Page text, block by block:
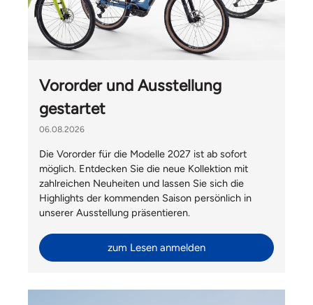
Vororder und Ausstellung
gestartet
06.08.2026
Die Vororder für die Modelle 2027 ist ab sofort
möglich. Entdecken Sie die neue Kollektion mit
zahlreichen Neuheiten und lassen Sie sich die
Highlights der kommenden Saison persönlich in
unserer Ausstellung präsentieren.
zum Lesen anmelden